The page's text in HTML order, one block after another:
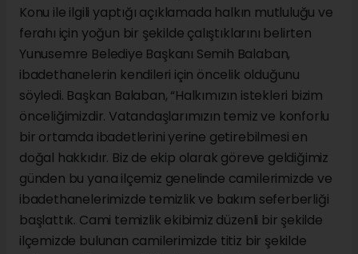
Konu ile ilgili yaptığı açıklamada halkın mutluluğu ve
ferahı için yoğun bir şekilde çalıştıklarını belirten
Yunusemre Belediye Başkanı Semih Balaban,
ibadethanelerin kendileri için öncelik olduğunu
söyledi. Başkan Balaban, “Halkımızın istekleri bizim
önceliğimizdir. Vatandaşlarımızın temiz ve konforlu
bir ortamda ibadetlerini yerine getirebilmesi en
doğal hakkıdır. Biz de ekip olarak göreve geldiğimiz
günden bu yana ilçemiz genelinde camilerimizde ve
ibadethanelerimizde temizlik ve bakım seferberliği
başlattık. Cami temizlik ekibimiz düzenli bir şekilde
ilçemizde bulunan camilerimizde titiz bir şekilde